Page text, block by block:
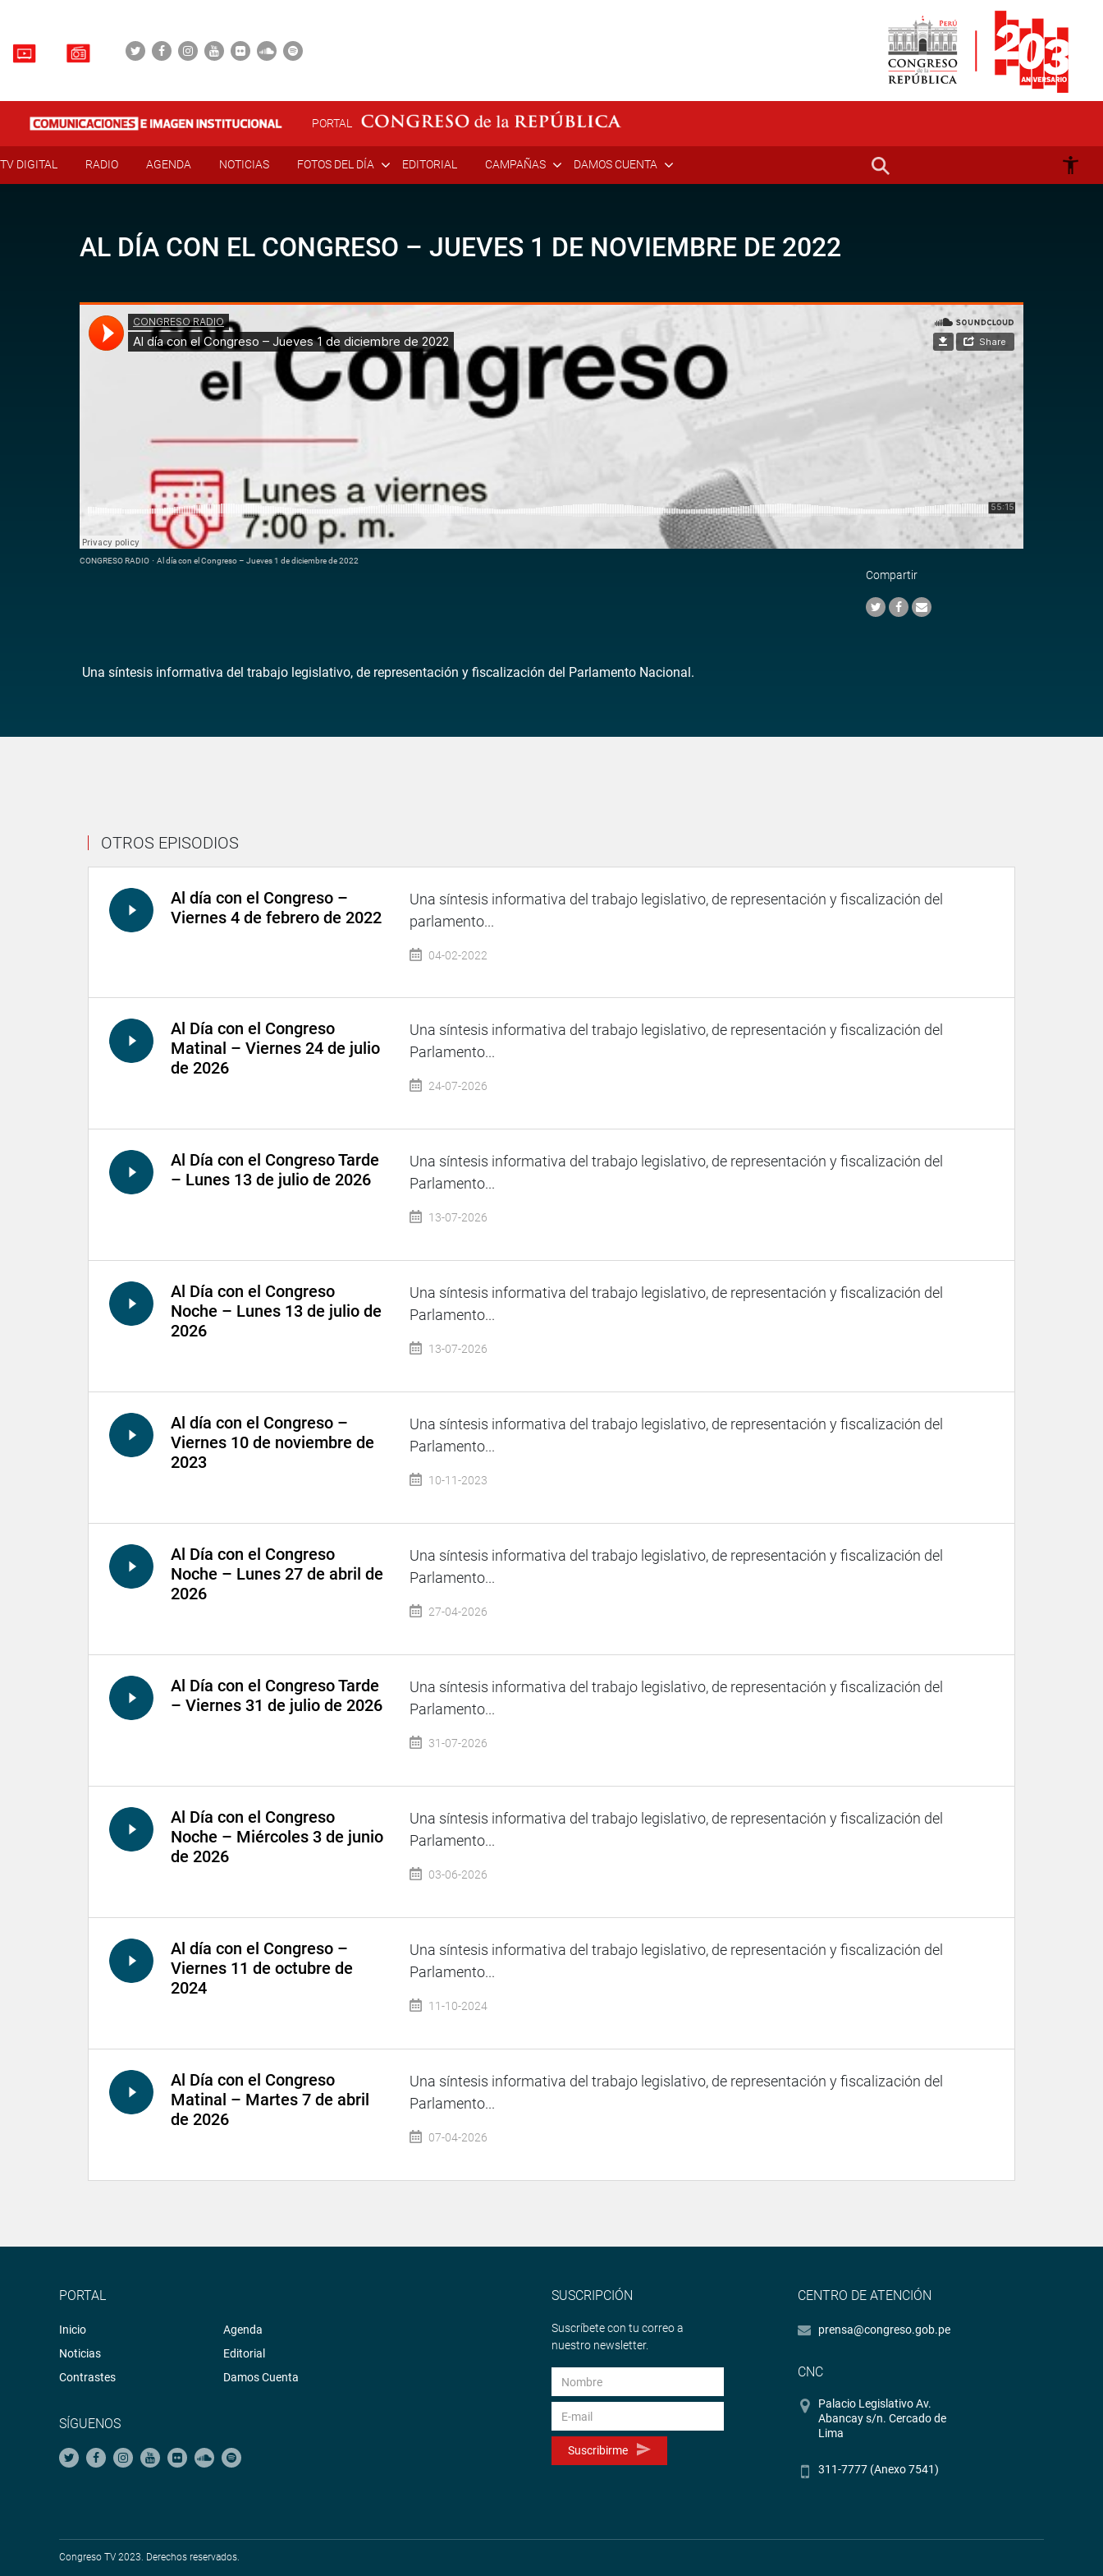
PORTAL
TV DIGITAL RADIO AGENDA NOTICIAS FOTOS DEL DÍA EDITORIAL CAMPAÑAS DAMOS CUENTA
AL DÍA CON EL CONGRESO – JUEVES 1 DE NOVIEMBRE DE 2022
CONGRESO RADIO · Al día con el Congreso – Jueves 1 de diciembre de 2022
Compartir
Una síntesis informativa del trabajo legislativo, de representación y fiscalización del Parlamento Nacional.
OTROS EPISODIOS
Al día con el Congreso –
Viernes 4 de febrero de 2022
Una síntesis informativa del trabajo legislativo, de representación y fiscalización del
parlamento...
04-02-2022
Al Día con el Congreso
Matinal – Viernes 24 de julio
de 2026
Una síntesis informativa del trabajo legislativo, de representación y fiscalización del
Parlamento...
24-07-2026
Al Día con el Congreso Tarde
– Lunes 13 de julio de 2026
Una síntesis informativa del trabajo legislativo, de representación y fiscalización del
Parlamento...
13-07-2026
Al Día con el Congreso
Noche – Lunes 13 de julio de
2026
Una síntesis informativa del trabajo legislativo, de representación y fiscalización del
Parlamento...
13-07-2026
Al día con el Congreso –
Viernes 10 de noviembre de
2023
Una síntesis informativa del trabajo legislativo, de representación y fiscalización del
Parlamento...
10-11-2023
Al Día con el Congreso
Noche – Lunes 27 de abril de
2026
Una síntesis informativa del trabajo legislativo, de representación y fiscalización del
Parlamento...
27-04-2026
Al Día con el Congreso Tarde
– Viernes 31 de julio de 2026
Una síntesis informativa del trabajo legislativo, de representación y fiscalización del
Parlamento...
31-07-2026
Al Día con el Congreso
Noche – Miércoles 3 de junio
de 2026
Una síntesis informativa del trabajo legislativo, de representación y fiscalización del
Parlamento...
03-06-2026
Al día con el Congreso –
Viernes 11 de octubre de
2024
Una síntesis informativa del trabajo legislativo, de representación y fiscalización del
Parlamento...
11-10-2024
Al Día con el Congreso
Matinal – Martes 7 de abril
de 2026
Una síntesis informativa del trabajo legislativo, de representación y fiscalización del
Parlamento...
07-04-2026
PORTAL
Inicio
Noticias
Contrastes
Agenda
Editorial
Damos Cuenta
SÍGUENOS
SUSCRIPCIÓN
Suscríbete con tu correo a
nuestro newsletter.
Suscribirme
CENTRO DE ATENCIÓN
prensa@congreso.gob.pe
CNC
Palacio Legislativo Av.
Abancay s/n. Cercado de
Lima
311-7777 (Anexo 7541)
Congreso TV 2023. Derechos reservados.